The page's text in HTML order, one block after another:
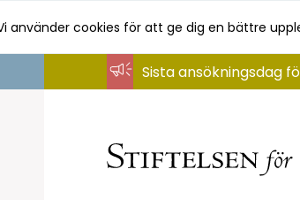
använder cookies för att ge dig en bättre
Sista ansökningsdag